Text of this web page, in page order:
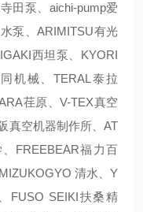
田泵、aichi-pump爱
泵、ARIMITSU有光
西坦泵、KYORI
机械、TERAL泰拉
荏原、V-TEX真空
真空机器制作所、AT
FREEBEAR福力百
清水、Y
FUSO SEIKI扶桑精